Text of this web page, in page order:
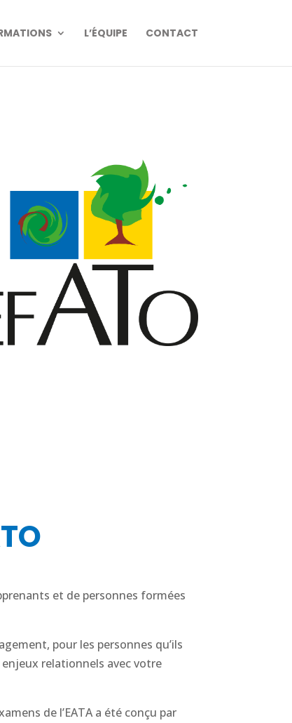
L’ÉQUIPE CONTACT
et de personnes formées
pour les personnes qu’ils
relationnels avec votre
de l’EATA a été conçu par